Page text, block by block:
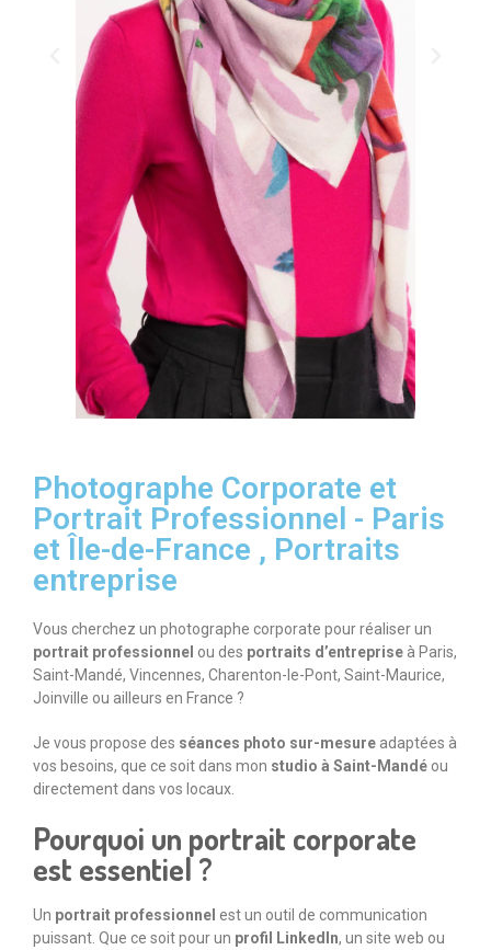
Photographe Corporate et
Portrait Professionnel - Paris
et Île-de-France , Portraits
entreprise
Vous cherchez un photographe corporate pour réaliser un
portrait professionnel ou des portraits d’entreprise à Paris,
Saint-Mandé, Vincennes, Charenton-le-Pont, Saint-Maurice,
Joinville ou ailleurs en France ?
Je vous propose des séances photo sur-mesure adaptées à
vos besoins, que ce soit dans mon studio à Saint-Mandé ou
directement dans vos locaux.
Pourquoi un portrait corporate
est essentiel ?
Un portrait professionnel est un outil de communication
puissant. Que ce soit pour un profil LinkedIn, un site web ou